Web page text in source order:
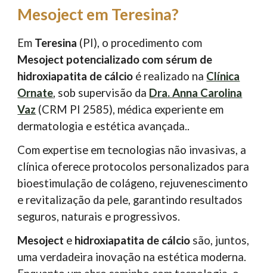
Mesoject em Teresina?
Em Teresina (PI), o procedimento com
Mesoject potencializado com sérum de
hidroxiapatita de cálcio é realizado na Clínica
Ornate, sob supervisão da Dra. Anna Carolina
Vaz (CRM PI 2585), médica experiente em
dermatologia e estética avançada..
Com expertise em tecnologias não invasivas, a
clínica oferece protocolos personalizados para
bioestimulação de colágeno, rejuvenescimento
e revitalização da pele, garantindo resultados
seguros, naturais e progressivos.
Mesoject e hidroxiapatita de cálcio são, juntos,
uma verdadeira inovação na estética moderna.